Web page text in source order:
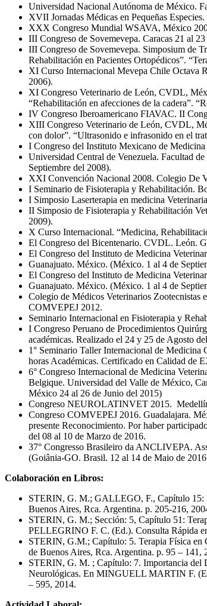
Universidad Nacional Autónoma de México.
XVII Jornadas Médicas en Pequeñas
XXX Congreso Mundial WSAVA, México
III Congreso de Sovemevepa. Caracas 21 al
III Congreso de Sovemevepa. Simposium de
Rehabilitación en Pacientes Ortopédicos”.
XI Curso Internacional Mevepa Chile Octava
2006).
XI Congreso Veterinario de León, CVDL,
“Rehabilitación en afecciones de la cadera”.
IV Congreso Iberoamericano FIAVAC. II
XIII Congreso Veterinario de León, CVDL,
con dolor”. “Ultrasonido e infrasonido en el
I Congreso del Instituto Mexicano de
Universidad Central de Venezuela. Facultad
Septiembre del 2008).
XXI Convención Nacional 2008. Colegio De
I Seminario de Fisioterapia y Rehabilitación.
I Simposio Laserterapia en medicina
II Simposio de Fisioterapia y Rehabilitación
2009).
X Curso Internacional. “Medicina,
El Congreso del Bicentenario. CVDL. León.
El Congreso del Instituto de Medicina
Guanajuato. México. (México. 1 al 4 de
El Congreso del Instituto de Medicina
Guanajuato. México. (México. 1 al 4 de
Colegio de Médicos Veterinarios Zootecnistas
COMVEPEJ 2012.
Seminario Internacional en Fisioterapia y
I Congreso Peruano de Procedimientos
académicas. Realizado el 24 y 25 de Agosto
1° Seminario Taller Internacional de
horas Académicas. Certificado en Calidad de
6° Congreso Internacional de Medicina
Belgique. Universidad del Valle de México,
México 24 al 26 de Junio del 2015)
Congreso NEUROLATINVET 2015.
Congreso COMVEPEJ 2016. Guadalajara.
presente Reconocimiento. Por haber
del 08 al 10 de Marzo de 2016.
37° Congresso Brasileiro da ANCLIVEPA.
(Goiânia-GO. Brasil. 12 al 14 de Maio de
Colaboración en Libros:
STERIN, G. M.; GALLEGO, F., Capítulo 15:
Buenos Aires, Rca. Argentina. p. 205-216,
STERIN, G. M.; Sección: 5, Capítulo 51:
PELLEGRINO F. C. (Ed.). Consulta Rápida
STERIN, G.M.; Capítulo: 5. Terapia Física en
de Buenos Aires, Rca. Argentina. p. 95 – 141,
STERIN, G. M. ; Capítulo: 7. Importancia del
Neurológicas. En MINGUELL MARTIN F.
– 595, 2014.